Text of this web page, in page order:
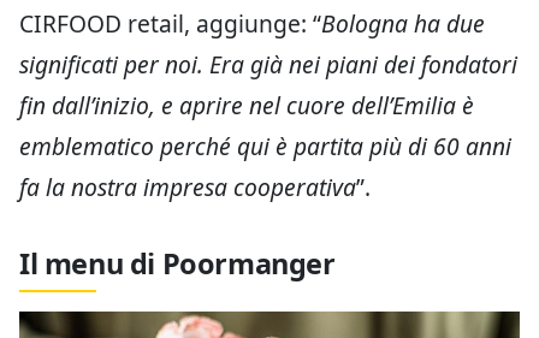
CIRFOOD retail, aggiunge: “Bologna ha due
significati per noi. Era già nei piani dei fondatori
fin dall’inizio, e aprire nel cuore dell’Emilia è
emblematico perché qui è partita più di 60 anni
fa la nostra impresa cooperativa”.
Il menu di Poormanger